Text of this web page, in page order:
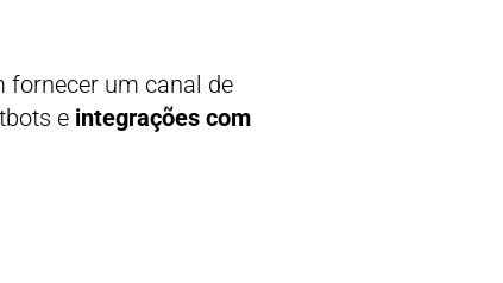
fornecer um canal de
e integrações com